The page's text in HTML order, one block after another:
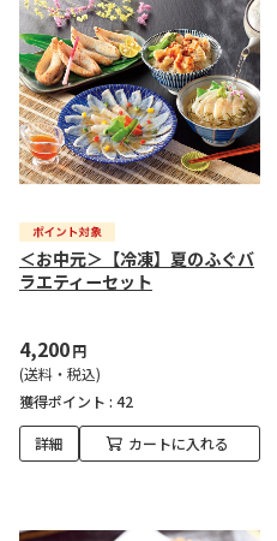
＜お中元＞【冷凍】夏のふぐバ
ラエティーセット
4,200円
(送料・税込)
獲得ポイント : 42
詳細 カートに入れる